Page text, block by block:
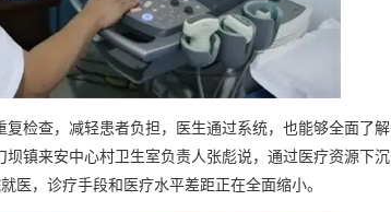
检查，减轻患者负担，医生通过系统，也能够全面了解
镇来安中心村卫生室负责人张彪说，通过医疗资源下沉
医，诊疗手段和医疗水平差距正在全面缩小。